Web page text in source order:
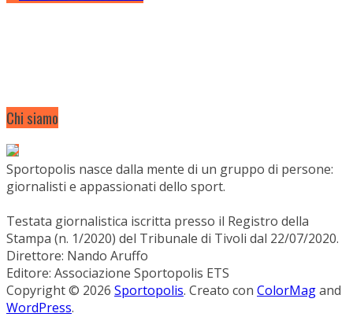
Chi siamo
Sportopolis nasce dalla mente di un gruppo di persone:
giornalisti e appassionati dello sport.
Testata giornalistica iscritta presso il Registro della
Stampa (n. 1/2020) del Tribunale di Tivoli dal 22/07/2020.
Direttore: Nando Aruffo
Editore: Associazione Sportopolis ETS
Copyright © 2026 Sportopolis. Creato con ColorMagand
WordPress.